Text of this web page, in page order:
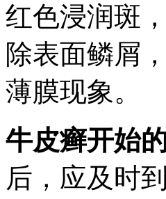
红色浸润斑
除表面鳞屑
薄膜现象。
牛皮癣开始
后，应及时